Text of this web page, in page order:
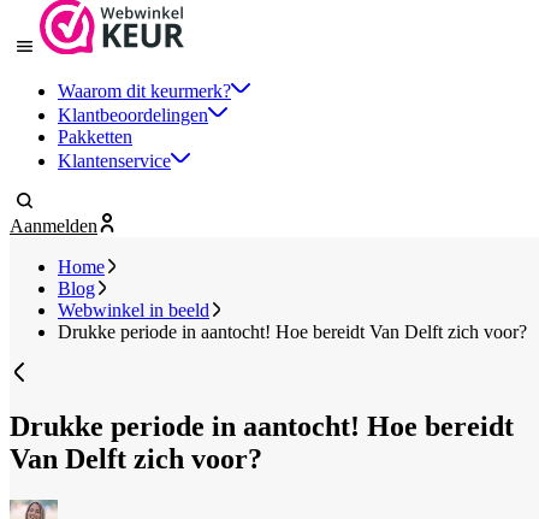
Waarom dit keurmerk?
Klantbeoordelingen
Pakketten
Klantenservice
Aanmelden
Home
Blog
Webwinkel in beeld
Drukke periode in aantocht! Hoe bereidt Van Delft zich voor?
Drukke periode in aantocht! Hoe bereidt
Van Delft zich voor?